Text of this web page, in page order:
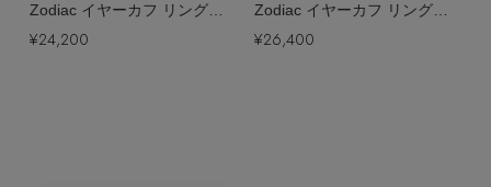
Zodiac イヤーカフ リング（片耳用）
¥24,200
Zodiac イヤーカフ リング（片耳用）
¥26,400